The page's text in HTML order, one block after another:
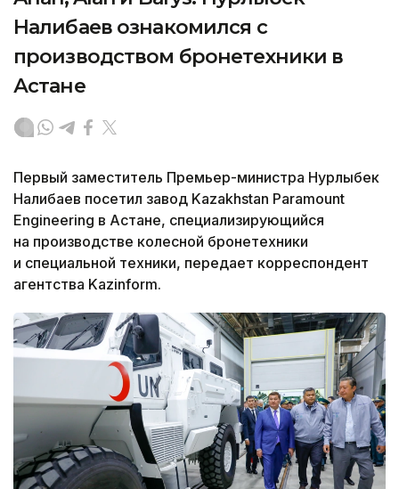
Налибаев ознакомился с
производством бронетехники в
Астане
Первый заместитель Премьер-министра Нурлыбек
Налибаев посетил завод Kazakhstan Paramount
Engineering в Астане, специализирующийся
на производстве колесной бронетехники
и специальной техники, передает корреспондент
агентства Kazinform.